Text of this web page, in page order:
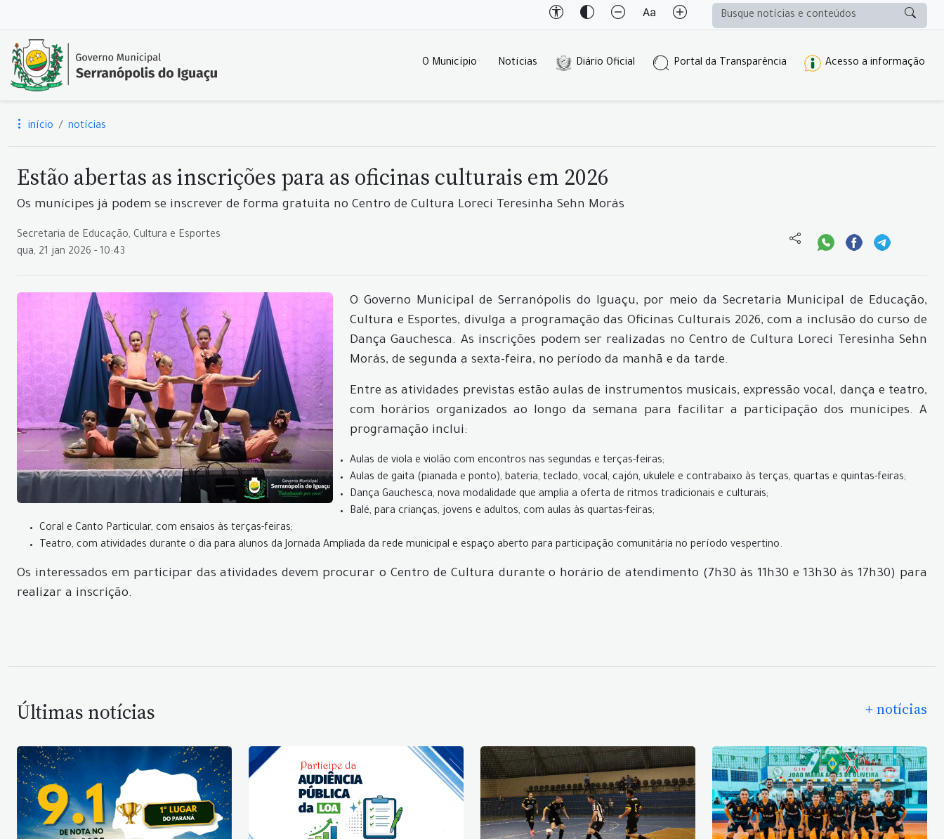
O Município Notícias Diário Oficial Portal da Transparência Acesso a informação
início notícias
Estão abertas as inscrições para as oficinas culturais em 2026
Os munícipes já podem se inscrever de forma gratuita no Centro de Cultura Loreci Teresinha Sehn Morás
Secretaria de Educação, Cultura e Esportes
qua, 21 jan 2026 - 10:43
O Governo Municipal de Serranópolis do Iguaçu, por meio da Secretaria Municipal de Educação,
Cultura e Esportes, divulga a programação das Oficinas Culturais 2026, com a inclusão do curso de
Dança Gauchesca. As inscrições podem ser realizadas no Centro de Cultura Loreci Teresinha Sehn
Morás, de segunda a sexta-feira, no período da manhã e da tarde.
Entre as atividades previstas estão aulas de instrumentos musicais, expressão vocal, dança e teatro,
com horários organizados ao longo da semana para facilitar a participação dos munícipes. A
programação inclui:
Aulas de viola e violão com encontros nas segundas e terças-feiras;
Aulas de gaita (pianada e ponto), bateria, teclado, vocal, cajón, ukulele e contrabaixo às terças, quartas e quintas-feiras;
Dança Gauchesca, nova modalidade que amplia a oferta de ritmos tradicionais e culturais;
Balé, para crianças, jovens e adultos, com aulas às quartas-feiras;
Coral e Canto Particular, com ensaios às terças-feiras;
Teatro, com atividades durante o dia para alunos da Jornada Ampliada da rede municipal e espaço aberto para participação comunitária no período vespertino.
Os interessados em participar das atividades devem procurar o Centro de Cultura durante o horário de atendimento (7h30 às 11h30 e 13h30 às 17h30) para
realizar a inscrição.
Últimas notícias + notícias